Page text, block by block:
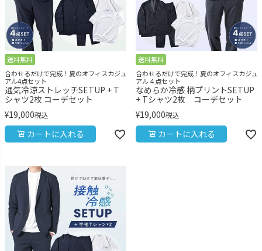
送料無料
合わせるだけで完成！夏のオフィスカジュ
アル4点セット
通気冷涼ストレッチSETUP + T
シャツ2枚 コーデセット
¥19,000税込
カートに入れる
送料無料
合わせるだけで完成！夏のオフィスカジュ
アル４点セット
なめらか冷感 柄プリントSETUP
+ Tシャツ2枚 コーデセット
¥19,000税込
カートに入れる